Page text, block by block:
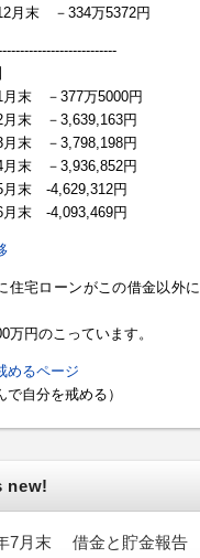
月末 －334万5372円
末 －377万5000円
末 －3,639,163円
末 －3,798,198円
末 －3,936,852円
末 -4,629,312円
末 -4,093,469円
住宅ローンがこの借金以外に
万円のこっています。
めるページ
で自分を戒める）
new!
7月末 借金と貯金報告